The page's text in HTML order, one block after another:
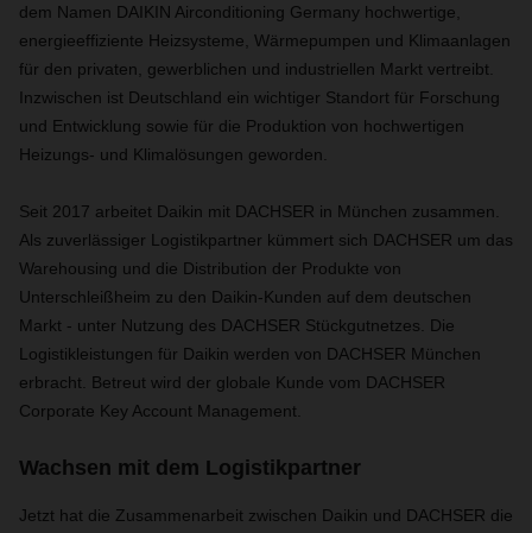
dem Namen DAIKIN Airconditioning Germany hochwertige,
energieeffiziente Heizsysteme, Wärmepumpen und Klimaanlagen
für den privaten, gewerblichen und industriellen Markt vertreibt.
Inzwischen ist Deutschland ein wichtiger Standort für Forschung
und Entwicklung sowie für die Produktion von hochwertigen
Heizungs- und Klimalösungen geworden.
Seit 2017 arbeitet Daikin mit DACHSER in München zusammen.
Als zuverlässiger Logistikpartner kümmert sich DACHSER um das
Warehousing und die Distribution der Produkte von
Unterschleißheim zu den Daikin-Kunden auf dem deutschen
Markt - unter Nutzung des DACHSER Stückgutnetzes. Die
Logistikleistungen für Daikin werden von DACHSER München
erbracht. Betreut wird der globale Kunde vom DACHSER
Corporate Key Account Management.
Wachsen mit dem Logistikpartner
Jetzt hat die Zusammenarbeit zwischen Daikin und DACHSER die